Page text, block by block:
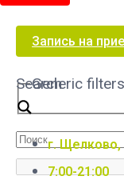
Запись на
Search
Generic filters
г. Щелково,
7:00-21:00